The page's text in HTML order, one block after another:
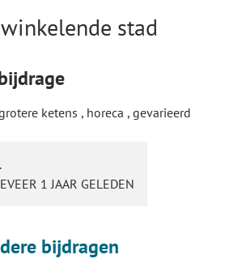
stad
ketens , horeca , gevarieerd
1 JAAR GELEDEN
bijdragen